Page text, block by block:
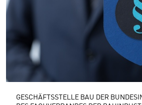
GESCHÄFTSSTELLE BAU DER